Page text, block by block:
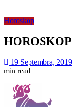
Horoskop
19 Septembra, 2019
min read